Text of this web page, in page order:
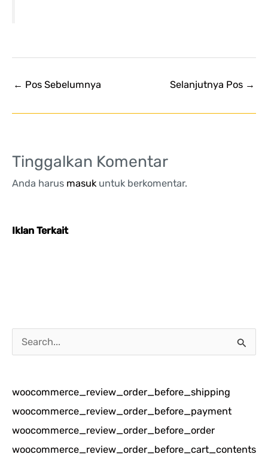
← Pos Sebelumnya Selanjutnya Pos →
Tinggalkan Komentar
Anda harus masukuntuk berkomentar.
Iklan Terkait
a
i
u
n
t
woocommerce_review_order_before_shipping
woocommerce_review_order_before_payment
woocommerce_review_order_before_order
woocommerce_review_order_before_cart_contents